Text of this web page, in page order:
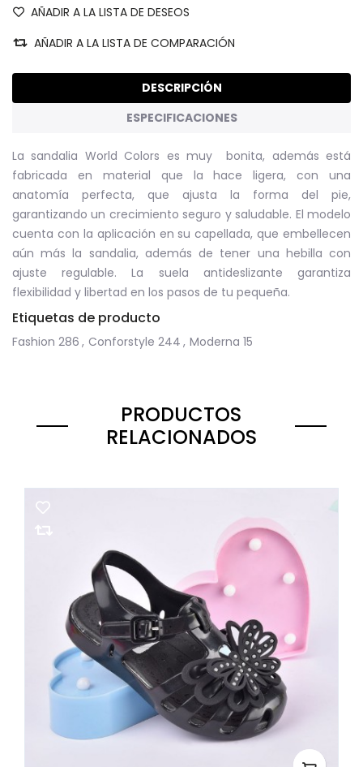
AÑADIR A LA LISTA DE DESEOS
AÑADIR A LA LISTA DE COMPARACIÓN
DESCRIPCIÓN
ESPECIFICACIONES
La sandalia World Colors es muy bonita, además está
fabricada en material que la hace ligera, con una
anatomía perfecta, que ajusta la forma del pie,
garantizando un crecimiento seguro y saludable. El modelo
cuenta con la aplicación en su capellada, que embellecen
aún más la sandalia, además de tener una hebilla con
ajuste regulable. La suela antideslizante garantiza
flexibilidad y libertad en los pasos de tu pequeña.
Etiquetas de producto
Fashion 286 , Conforstyle 244 , Moderna 15
PRODUCTOS
RELACIONADOS